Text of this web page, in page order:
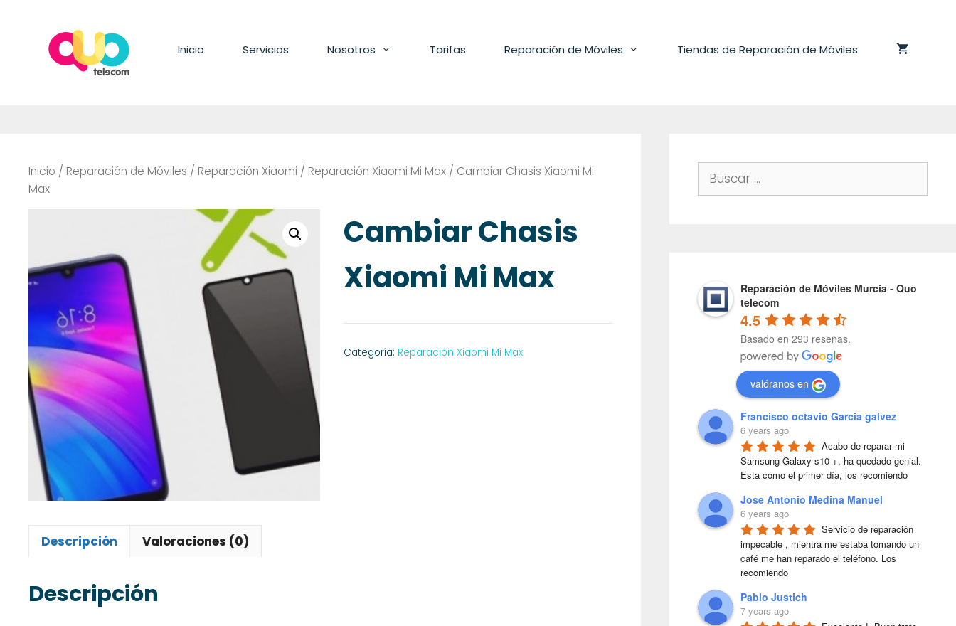
contenido
Inicio Servicios Nosotros Tarifas Reparación de Móviles Tiendas de Reparación de Móviles
Inicio / Reparación de Móviles / Reparación Xiaomi / Reparación Xiaomi Mi Max / Cambiar Chasis Xiaomi Mi
Max
Cambiar Chasis
Xiaomi Mi Max
Categoría: Reparación Xiaomi Mi Max
Descripción Valoraciones (0)
Descripción
Buscar:
Reparación de Móviles Murcia - Quo
telecom
4.5
Basado en 293 reseñas.
valóranos en
Francisco octavio Garcia galvez
6 years ago
Acabo de reparar mi
Samsung Galaxy s10 +, ha quedado genial.
Esta como el primer día, los recomiendo
Jose Antonio Medina Manuel
6 years ago
Servicio de reparación
impecable , mientra me estaba tomando un
café me han reparado el teléfono. Los
recomiendo
Pablo Justich
7 years ago